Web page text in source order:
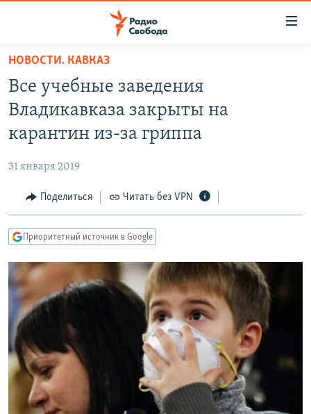
упрощенного
доступа
Вернуться
основному
Вернутся
Вернутся
поиску
ПРОГРАММЫ
ПОДКАСТЫ
МНЕНИЯ
КУЛЬТУРА
КАВКАЗ.РЕАЛИИ
СЕВЕР.РЕАЛИИ
СИБИРЬ.РЕАЛИИ
РАСПИСАНИЕ ВЕЩАНИЯ
ПОДПИШИТЕСЬ НА РАССЫЛКУ
СОЦИАЛЬНЫЕ СЕТИ
НОВОСТИ. КАВКАЗ
Все учебные заведения
Владикавказа закрыты на
карантин из-за гриппа
31 января 2019
Поделиться Читать без VPN
Приоритетный источник в Google